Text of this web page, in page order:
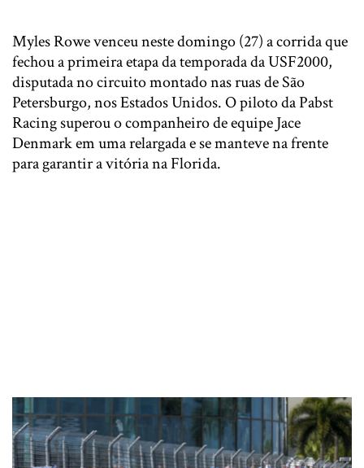
Myles Rowe venceu neste domingo (27) a corrida que
fechou a primeira etapa da temporada da USF2000,
disputada no circuito montado nas ruas de São
Petersburgo, nos Estados Unidos. O piloto da Pabst
Racing superou o companheiro de equipe Jace
Denmark em uma relargada e se manteve na frente
para garantir a vitória na Florida.